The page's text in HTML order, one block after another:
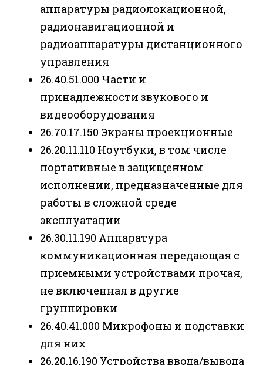
аппаратуры радиолокационной,
радионавигационной и
радиоаппаратуры дистанционного
управления
26.40.51.000 Части и
принадлежности звукового и
видеооборудования
26.70.17.150 Экраны проекционные
26.20.11.110 Ноутбуки, в том числе
портативные в защищенном
исполнении, предназначенные для
работы в сложной среде
эксплуатации
26.30.11.190 Аппаратура
коммуникационная передающая с
приемными устройствами прочая,
не включенная в другие
группировки
26.40.41.000 Микрофоны и подставки
для них
26.20.16.190 Устройства ввода/вывода